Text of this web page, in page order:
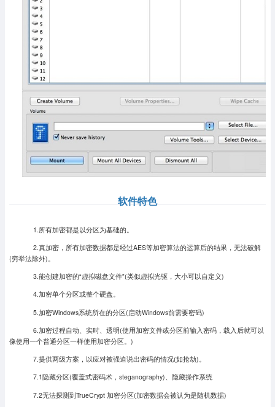
软件特色
1.所有加密都是以分区为基础的。
2.真加密，所有加密数据都是经过AES等加密算法的运算后的结果，无法破解
(穷举法除外)。
3.能创建加密的“虚拟磁盘文件”(类似虚拟光驱，大小可以自定义)
4.加密单个分区或整个硬盘。
5.加密Windows系统所在的分区(启动Windows前需要密码)
6.加密过程自动、实时、透明(使用加密文件或分区前输入密码，载入后就可以
像使用一个普通分区一样使用加密分区。)
7.提供两级方案，以应对被强迫说出密码的情况(如抢劫)。
7.1隐藏分区(覆盖式密码术，steganography)、隐藏操作系统
7.2无法探测到TrueCrypt 加密分区(加密数据会被认为是随机数据)